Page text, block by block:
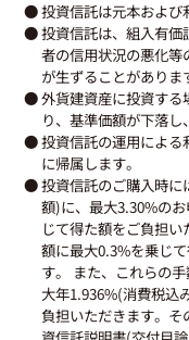
● 投資信託は元本および
● 投資信託は、組入有価
者の信用状況の悪化
が生ずることがありま
● 外貨建資産に投資する
り、基準価額が下落し
● 投資信託の運用による
に帰属します。
● 投資信託のご購入時に
額)に、最大3.30%の
じて得た額をご負担
額に最大0.3%を乗じ
す。 また、これらの
大年1.936%(消費税込
負担いただきます。